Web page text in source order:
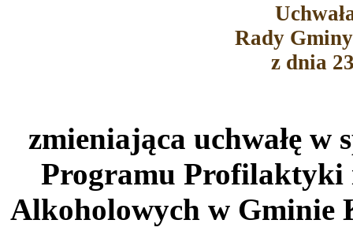
Rady
z dnia
zmieniająca uchwałę w
Programu Profilaktyki
Alkoholowych w Gminie